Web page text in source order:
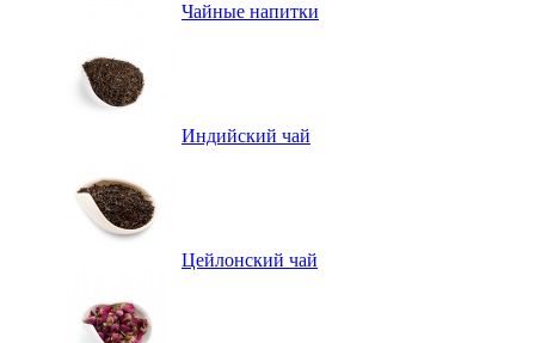
Чайные напитки
Индийский чай
Цейлонский чай